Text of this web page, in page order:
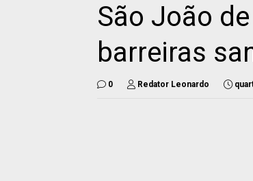
São João
barreiras
0 Redator Leonardo